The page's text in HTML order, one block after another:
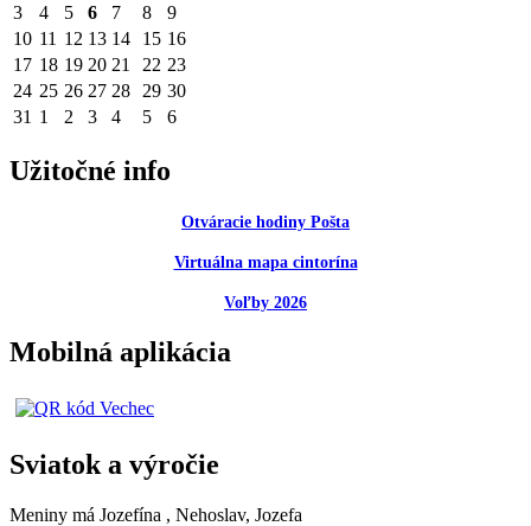
3
4 5 6 7 8
9
10 11 12 13 14 15 16
17 18 19 20 21 22 23
24 25 26 27 28 29 30
31 1 2 3 4 5 6
Užitočné info
Otváracie hodiny Pošta
Virtuálna mapa cintorína
Voľby 2026
Mobilná aplikácia
Sviatok a výročie
Meniny má Jozefína , Nehoslav, Jozefa